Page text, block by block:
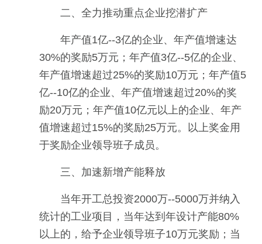
二、全力推动重点企业挖潜扩产
年产值1亿--3亿的企业、年产值增速达
30%的奖励5万元；年产值3亿--5亿的企业、
年产值增速超过25%的奖励10万元；年产值5
亿--10亿的企业、年产值增速超过20%的奖
励20万元；年产值10亿元以上的企业、年产
值增速超过15%的奖励25万元。以上奖金用
于奖励企业领导班子成员。
三、加速新增产能释放
当年开工总投资2000万--5000万并纳入
统计的工业项目，当年达到年设计产能80%
以上的，给予企业领导班子10万元奖励；当